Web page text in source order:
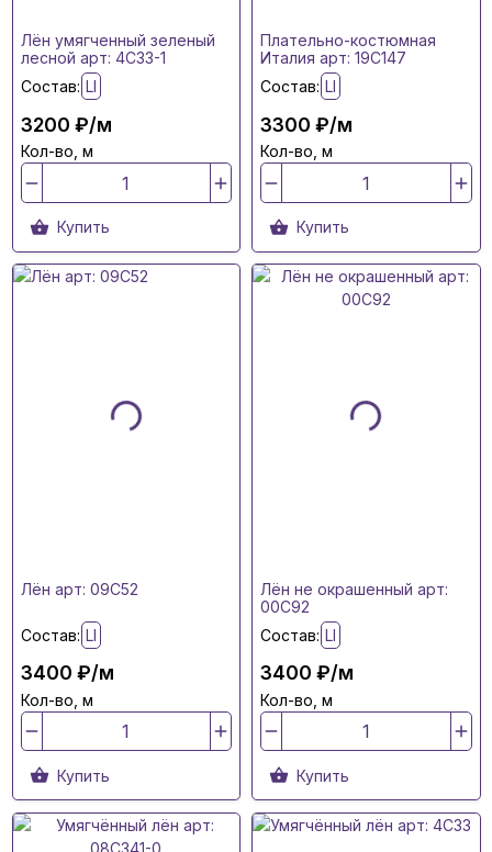
Лён умягченный зеленый
лесной арт: 4C33-1
Состав: LI
3200 ₽/м
Кол-во, м
Купить
Плательно-костюмная
Италия арт: 19C147
Состав: LI
3300 ₽/м
Кол-во, м
Купить
Лён арт: 09C52
Состав: LI
3400 ₽/м
Кол-во, м
Купить
Лён не окрашенный арт:
00C92
Состав: LI
3400 ₽/м
Кол-во, м
Купить